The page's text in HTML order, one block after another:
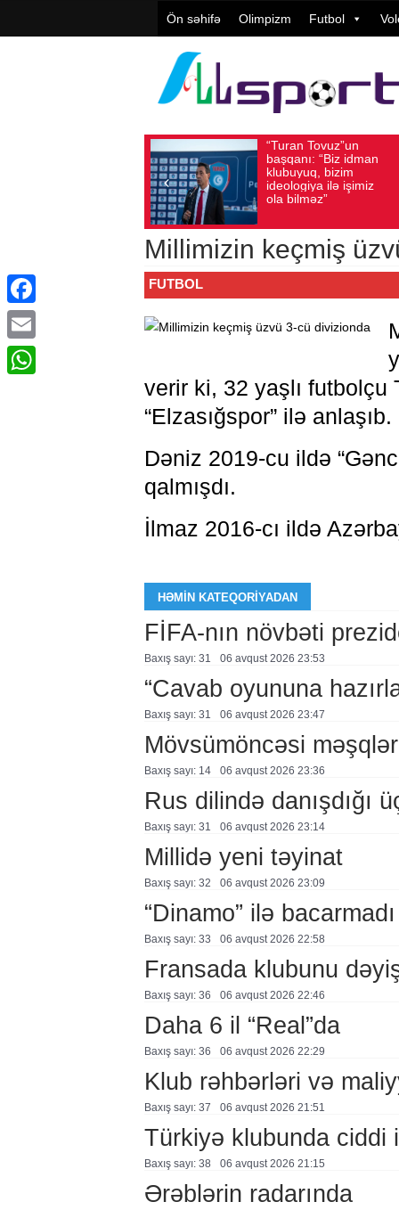
Ön səhifə Olimpizm Futbol
başqanı: “Biz idman
klubuyuq, bizim
ideologiya ilə işimiz
ola bilməz”
Vüqar
yüksək
Avqust 05, 2026
Millimizin keçmiş
FUTBOL
verir ki, 32 yaşlı
“Elzasığspor” ilə anlaşıb.
Dəniz 2019-cu ildə
qalmışdı.
İlmaz 2016-cı ildə
HƏMIN KATEQORIYADAN
FİFA-nın növbəti
Baxış sayı: 31 06 avqust 2026 23:53
“Cavab oyununa
Baxış sayı: 31 06 avqust 2026 23:47
Mövsümöncəsi
Baxış sayı: 14 06 avqust 2026 23:36
Rus dilində danışdığı
Baxış sayı: 31 06 avqust 2026 23:14
Millidə yeni təyinat
Baxış sayı: 32 06 avqust 2026 23:09
“Dinamo” ilə bacarmadı
Baxış sayı: 33 06 avqust 2026 22:58
Fransada klubunu
Baxış sayı: 36 06 avqust 2026 22:46
Daha 6 il “Real”da
Baxış sayı: 36 06 avqust 2026 22:29
Klub rəhbərləri və
Baxış sayı: 37 06 avqust 2026 21:51
Türkiyə klubunda ciddi
Baxış sayı: 38 06 avqust 2026 21:15
Ərəblərin radarında
Facebook
Email